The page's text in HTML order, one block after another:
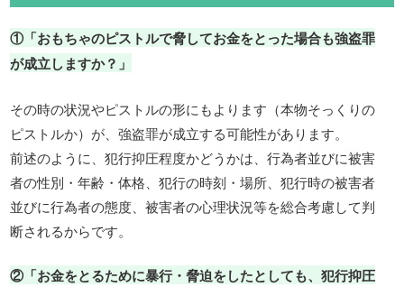
①「おもちゃのピストルで脅してお金をとった場合も強盗罪
が成立しますか？」
その時の状況やピストルの形にもよります（本物そっくりの
ピストルか）が、強盗罪が成立する可能性があります。
前述のように、犯行抑圧程度かどうかは、行為者並びに被害
者の性別・年齢・体格、犯行の時刻・場所、犯行時の被害者
並びに行為者の態度、被害者の心理状況等を総合考慮して判
断されるからです。
②「お金をとるために暴行・脅迫をしたとしても、犯行抑圧